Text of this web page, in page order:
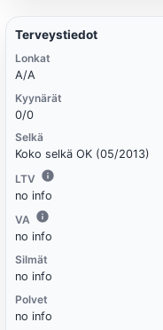
Terveystiedot
Lonkat
A/A
Kyynärät
0/0
Selkä
Koko selkä OK (05/2013)
LTV
no info
VA
no info
Silmät
no info
Polvet
no info